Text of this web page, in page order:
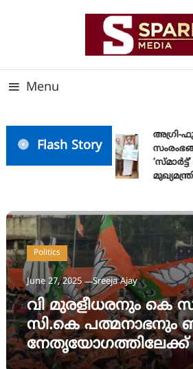
Menu
Flash Story
അഗ്രി-
Politics
June 27, 2025 Sreeja Ajay
വി മുരളീധരനും കെ
സി.കെ പത്മനാഭനും
നേതൃയോഗത്തിലേക്ക്